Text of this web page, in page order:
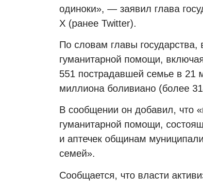
одиноки», — заявил глава
X (ранее Twitter).
По словам главы
гуманитарной помощи,
551 пострадавшей семье в 21
миллиона боливиано (более
В сообщении он добавил, что
гуманитарной помощи,
и аптечек общинам
семей».
Сообщается, что власти